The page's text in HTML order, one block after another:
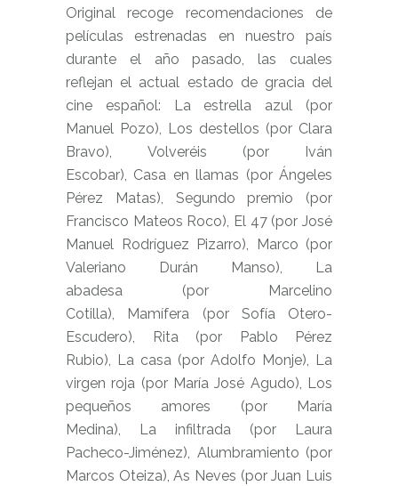
Original
recoge recomendaciones de
películas estrenadas en nuestro país
durante el año pasado, las cuales
reflejan el actual estado de gracia del
cine español: La estrella azul (por
Manuel Pozo), Los destellos (por Clara
Bravo), Volveréis (por Iván
Escobar), Casa en llamas (por Ángeles
Pérez Matas), Segundo premio (por
Francisco Mateos Roco), El 47 (por José
Manuel Rodríguez Pizarro), Marco (por
Valeriano Durán Manso), La
abadesa (por Marcelino
Cotilla), Mamífera (por Sofía Otero-
Escudero), Rita (por Pablo Pérez
Rubio), La casa (por Adolfo Monje), La
virgen roja (por María José Agudo), Los
pequeños amores (por María
Medina), La infiltrada (por Laura
Pacheco-Jiménez), Alumbramiento (por
Marcos Oteiza),As Neves (por Juan Luis